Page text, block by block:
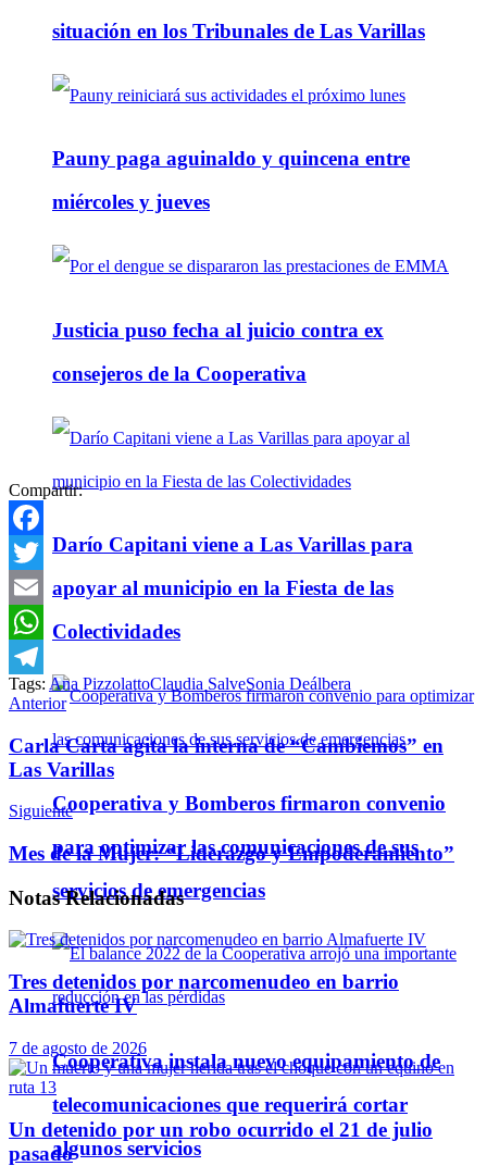
situación en los Tribunales de Las Varillas
Pauny paga aguinaldo y quincena entre
miércoles y jueves
Justicia puso fecha al juicio contra ex
consejeros de la Cooperativa
Darío Capitani viene a Las Varillas para
apoyar al municipio en la Fiesta de las
Colectividades
Cooperativa y Bomberos firmaron convenio
para optimizar las comunicaciones de sus
servicios de emergencias
Cooperativa instala nuevo equipamiento de
telecomunicaciones que requerirá cortar
algunos servicios
Compartir:
Facebook
Twitter
Email
WhatsApp
Telegram
Tags: Ana PizzolattoClaudia SalveSonia Deálbera
Anterior
Carla Carta agita la interna de “Cambiemos” en
Las Varillas
Siguiente
Mes de la Mujer: “Liderazgo y Empoderamiento”
NotasRelacionadas
Tres detenidos por narcomenudeo en barrio
Almafuerte IV
7 de agosto de 2026
Un detenido por un robo ocurrido el 21 de julio
pasado